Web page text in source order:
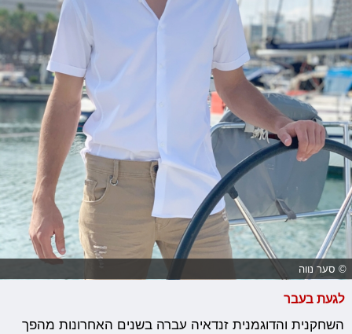
© סער נווה
לגעת בעבר
השחקנית והדוגמנית זנדאיה עברה בשנים האחרונות מהפך